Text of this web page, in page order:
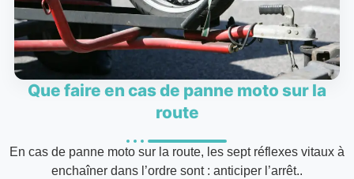
Que faire en cas de panne moto sur la
route
En cas de panne moto sur la route, les sept réflexes vitaux à
enchaîner dans l’ordre sont : anticiper l’arrêt..